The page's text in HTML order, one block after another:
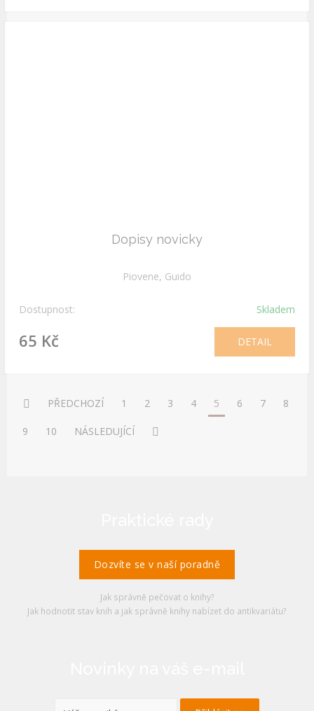
Dopisy novicky
Piovene, Guido
Dostupnost: Skladem
65 Kč DETAIL
PŘEDCHOZÍ 1 2 3 4 5 6 7 8
9 10 NÁSLEDUJÍCÍ
Dozvíte se v naší poradně
Jak správně pečovat o knihy?
Jak hodnotit stav knih a jak správně knihy nabízet do antikvariátu?